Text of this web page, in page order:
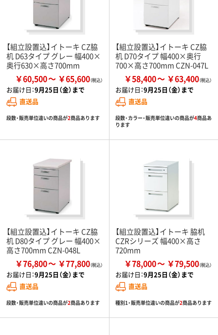
【組立設置込】イトーキ CZ脇
机 D63タイプ グレー 幅400×
奥行630×高さ700mm
￥60,500 ￥65,600
お届け日：9月25日（金）まで
直送品
段数・販売単位違いの商品が2商品あります
【組立設置込】イトーキ CZ脇
机 D70タイプ 幅400×奥行
700×高さ700mm CZN-047L
￥58,400 ￥63,400
お届け日：9月25日（金）まで
直送品
段数・カラー・販売単位違いの商品が4商品あ
ります
【組立設置込】イトーキ CZ脇
机 D80タイプ グレー 幅400×
高さ700mm CZN-048L
￥76,800 ￥77,800
お届け日：9月25日（金）まで
直送品
段数・販売単位違いの商品が2商品あります
【組立設置込】イトーキ 脇机
CZRシリーズ 幅400×高さ
720mm
￥78,000 ￥79,500
お届け日：9月25日（金）まで
直送品
種別1・販売単位違いの商品が2商品あります